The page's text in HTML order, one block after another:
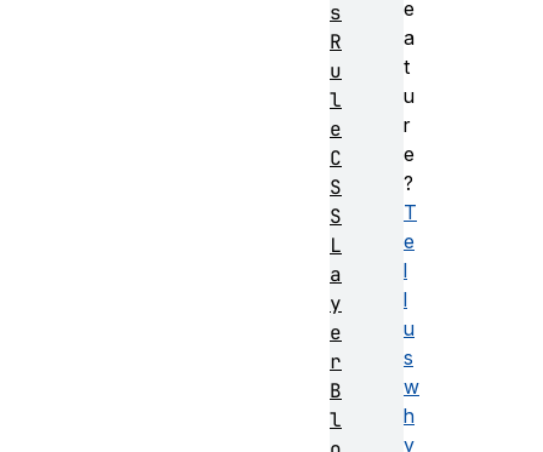
e
a
t
u
r
e
?
T
e
l
l
u
s
w
h
y
s
R
u
l
e
C
S
S
L
a
y
e
r
B
l